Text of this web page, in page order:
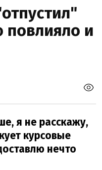
повлияло и
я не расскажу,
курсовые
нечто